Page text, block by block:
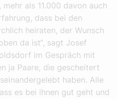
als 11.000 davon auch
dass bei den
heiraten, der Wunsch
da ist“, sagt Josef
im Gespräch mit
ja Paare, die gescheitert
haben. Alle
es bei ihnen gut geht und